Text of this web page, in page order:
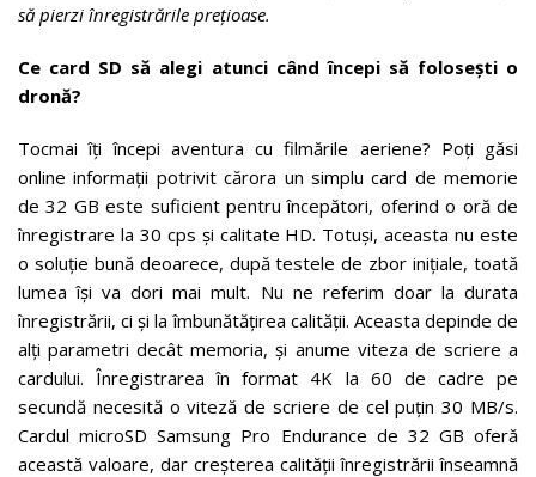
să pierzi înregistrările prețioase.
Ce card SD să alegi atunci când începi să folosești o
dronă?
Tocmai îți începi aventura cu filmările aeriene? Poți găsi
online informații potrivit cărora un simplu card de memorie
de 32 GB este suficient pentru începători, oferind o oră de
înregistrare la 30 cps și calitate HD. Totuși, aceasta nu este
o soluție bună deoarece, după testele de zbor inițiale, toată
lumea își va dori mai mult. Nu ne referim doar la durata
înregistrării, ci și la îmbunătățirea calității. Aceasta depinde de
alți parametri decât memoria, și anume viteza de scriere a
cardului. Înregistrarea în format 4K la 60 de cadre pe
secundă necesită o viteză de scriere de cel puțin 30 MB/s.
Cardul microSD Samsung Pro Endurance de 32 GB oferă
această valoare, dar creșterea calității înregistrării înseamnă